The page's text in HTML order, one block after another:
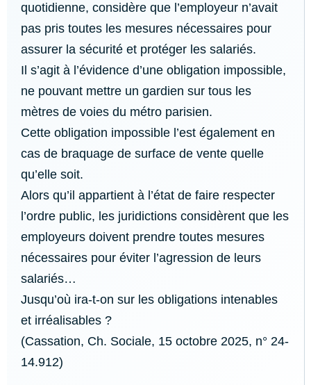
quotidienne, considère que l’employeur n’avait
pas pris toutes les mesures nécessaires pour
assurer la sécurité et protéger les salariés.
Il s’agit à l’évidence d’une obligation impossible,
ne pouvant mettre un gardien sur tous les
mètres de voies du métro parisien.
Cette obligation impossible l’est également en
cas de braquage de surface de vente quelle
qu’elle soit.
Alors qu’il appartient à l’état de faire respecter
l’ordre public, les juridictions considèrent que les
employeurs doivent prendre toutes mesures
nécessaires pour éviter l’agression de leurs
salariés…
Jusqu’où ira-t-on sur les obligations intenables
et irréalisables ?
(Cassation, Ch. Sociale, 15 octobre 2025, n° 24-
14.912)